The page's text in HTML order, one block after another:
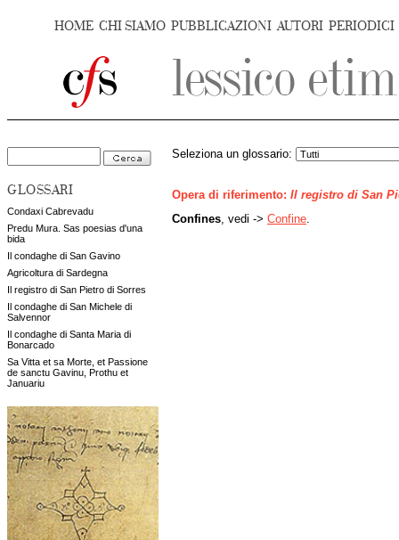
HOME CHI SIAMO PUBBLICAZIONI AUTORI PERIODICI
GLOSSARI
Condaxi Cabrevadu
Predu Mura. Sas poesias d'una
bida
Il condaghe di San Gavino
Agricoltura di Sardegna
Il registro di San Pietro di Sorres
Il condaghe di San Michele di
Salvennor
Il condaghe di Santa Maria di
Bonarcado
Sa Vitta et sa Morte, et Passione
de sanctu Gavinu, Prothu et
Januariu
Seleziona un glossario:
Opera di riferimento: Il registro di San
Confines , vedi -> Confine